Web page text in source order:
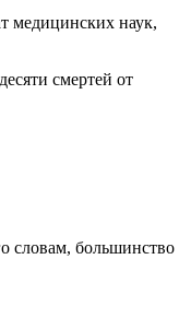
медицинских наук,
смертей от
словам, большинство